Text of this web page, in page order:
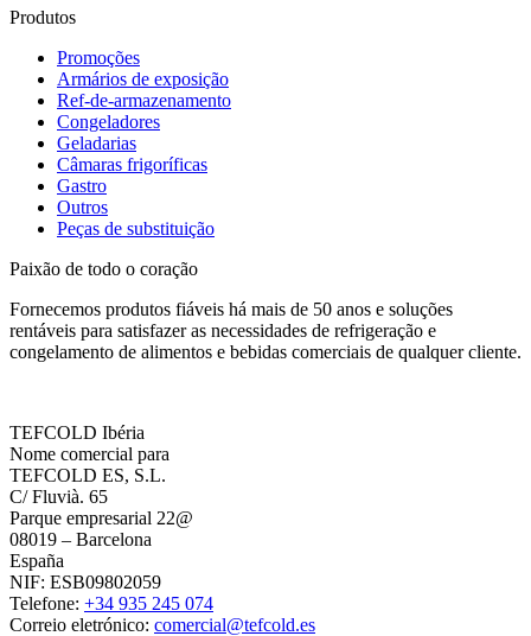
Produtos
Promoções
Armários de exposição
Ref-de-armazenamento
Congeladores
Geladarias
Câmaras frigoríficas
Gastro
Outros
Peças de substituição
Paixão de todo o coração
Fornecemos produtos fiáveis há mais de 50 anos e soluções
rentáveis para satisfazer as necessidades de refrigeração e
congelamento de alimentos e bebidas comerciais de qualquer cliente.
TEFCOLD Ibéria
Nome comercial para
TEFCOLD ES, S.L.
C/ Fluvià. 65
Parque empresarial 22@
08019 – Barcelona
España
NIF: ESB09802059
Telefone: +34 935 245 074
Correio eletrónico: comercial@tefcold.es